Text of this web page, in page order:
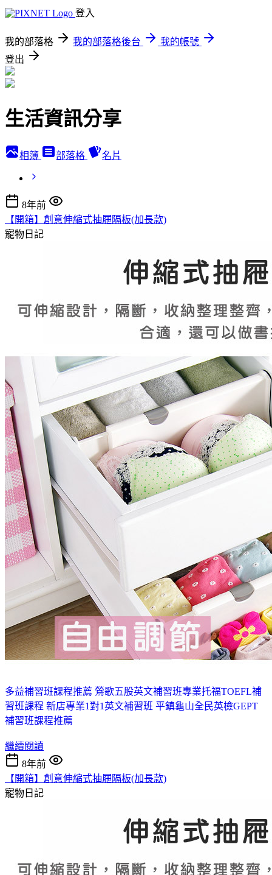
登入
我的部落格 我的部落格後台
我的帳號
登出
生活資訊分享
相簿 部落格 名片
8年前
【開箱】創意伸縮式抽屜隔板(加長款)
寵物日記
多益補習班課程推薦 鶯歌五股英文補習班專業托福TOEFL補
習班課程 新店專業1對1英文補習班 平鎮龜山全民英檢GEPT
補習班課程推薦
繼續閱讀
8年前
【開箱】創意伸縮式抽屜隔板(加長款)
寵物日記